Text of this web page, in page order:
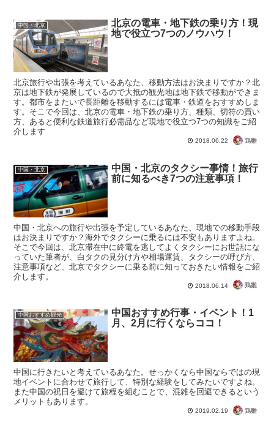
中国・北京
北京の電車・地下鉄の乗り方！現
地で役立つ7つのノウハウ！
北京旅行や出張を考えているあなた、移動方法はお決まりですか？北
京は地下鉄が発展しているので大抵の観光地は地下鉄で移動ができま
す。都市をまたいで長距離を移動するには電車・鉄道をおすすめしま
す。そこで今回は、北京の電車・地下鉄の乗り方、種類、切符の買い
方、あると便利な鉄道旅行必需品など現地で役立つ7つの知識をご紹
介します
2018.06.22 鶏雛
中国・北京
中国・北京のタクシー事情！旅行
前に知るべき7つの注意事項！
中国・北京への旅行や出張を予定しているあなた、現地での移動手段
はお決まりですか？海外でタクシーに乗るには不安もありますよね。
そこで今回は、北京滞在中に終電を逃してよくタクシーにお世話にな
っていた筆者が、白タクの見分け方や相場運賃、タクシーの呼び方、
注意事項など、北京でタクシーに乗る前に知っておきたい情報をご紹
介します。
2018.06.14 鶏雛
中国おすすめ観光
中国おすすめ行事・イベント！1
月、2月に行くならココ！
中国に行きたいと考えているあなた。せっかくなら中国ならではの現
地イベントに合わせて旅行して、特別な経験をしてみたいですよね。
また中国の祝日を避けて旅程を組むことで、混雑を回避できるという
メリットもあります。
2019.02.19 鶏雛